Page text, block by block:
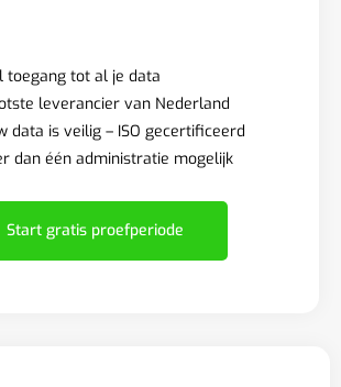
toegang tot al je data
leverancier van Nederland
data is veilig – ISO gecertificeerd
dan één administratie mogelijk
Start gratis proefperiode